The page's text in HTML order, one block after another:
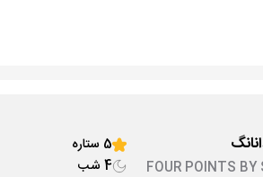
FOUR POINTS
5 ستاره
4 شب